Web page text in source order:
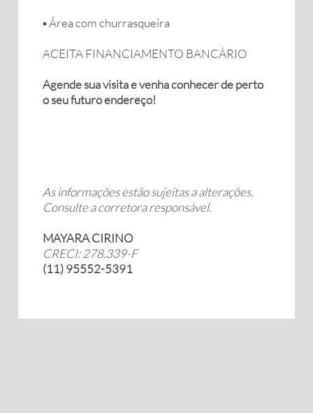
▪︎ Área com churrasqueira
ACEITA FINANCIAMENTO BANCÁRIO
Agende sua visita e venha conhecer de perto
o seu futuro endereço!
As informações estão sujeitas a alterações.
Consulte a corretora responsável.
MAYARA CIRINO
CRECI: 278.339-F
(11) 95552-5391